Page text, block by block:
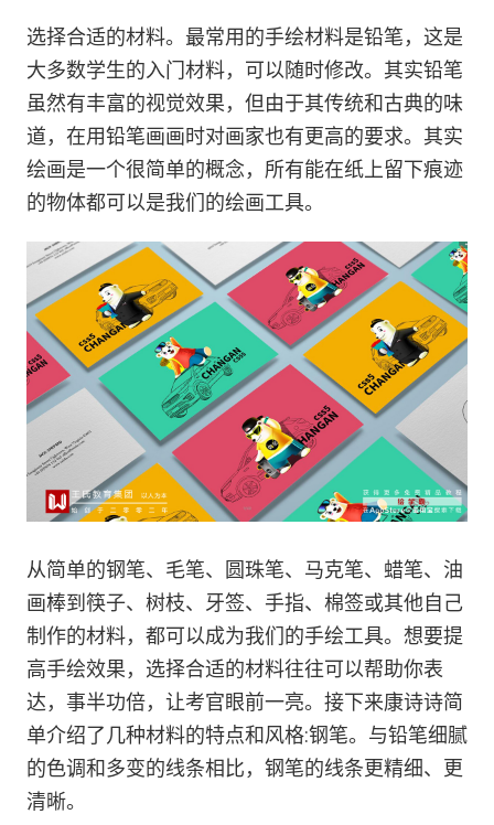
选择合适的材料。最常用的手绘材料是铅笔，这是
大多数学生的入门材料，可以随时修改。其实铅笔
虽然有丰富的视觉效果，但由于其传统和古典的味
道，在用铅笔画画时对画家也有更高的要求。其实
绘画是一个很简单的概念，所有能在纸上留下痕迹
的物体都可以是我们的绘画工具。
从简单的钢笔、毛笔、圆珠笔、马克笔、蜡笔、油
画棒到筷子、树枝、牙签、手指、棉签或其他自己
制作的材料，都可以成为我们的手绘工具。想要提
高手绘效果，选择合适的材料往往可以帮助你表
达，事半功倍，让考官眼前一亮。接下来康诗诗简
单介绍了几种材料的特点和风格:钢笔。与铅笔细腻
的色调和多变的线条相比，钢笔的线条更精细、更
清晰。